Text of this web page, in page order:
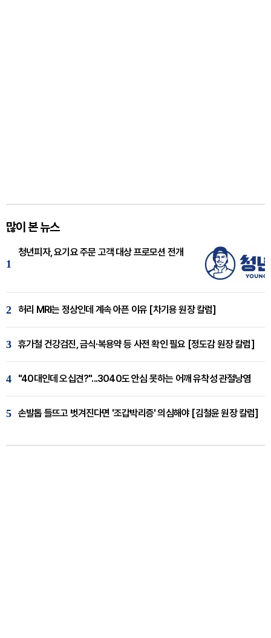
많이 본 뉴스
1
청년피자, 요기요 주문 고객 대상 프로모션 전개
2 허리 MRI는 정상인데 계속 아픈 이유 [차기용 원장 칼럼]
3 휴가철 건강검진, 금식·복용약 등 사전 확인 필요 [정도감 원장 칼럼]
4 "40대인데 오십견?"...3040도 안심 못하는 어깨 유착성 관절낭염
5 손발톱 들뜨고 벗겨진다면 '조갑박리증' 의심해야 [김철윤 원장 칼럼]